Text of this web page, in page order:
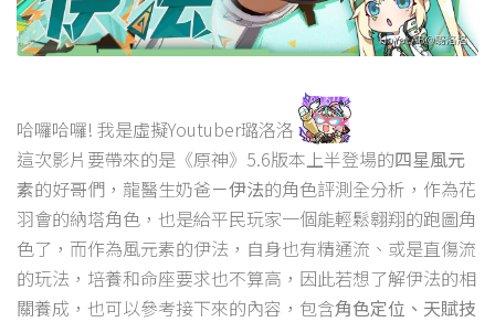
哈囉哈囉! 我是虛擬Youtuber璐洛洛
這次影片要帶來的是《原神》5.6版本上半登場的四星風元
素的好哥們，龍醫生奶爸－伊法的角色評測全分析，作為花
羽會的納塔角色，也是給平民玩家一個能輕鬆翱翔的跑圖角
色了，而作為風元素的伊法，自身也有精通流、或是直傷流
的玩法，培養和命座要求也不算高，因此若想了解伊法的相
關養成，也可以參考接下來的內容，包含角色定位、天賦技